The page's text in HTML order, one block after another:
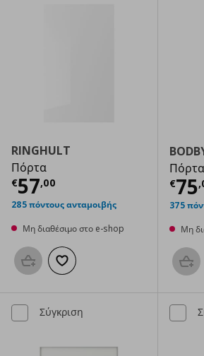
RINGHULT
Πόρτα
€57,00
Τρέχουσα τιμή €
285 πόντους ανταμοιβής
Μη διαθέσιμο στο e-shop
Προσθήκη στο καλάθι
Προσθήκη στα αγαπημένα
Πόρτα
€75,
375
Μη
Σύγκριση